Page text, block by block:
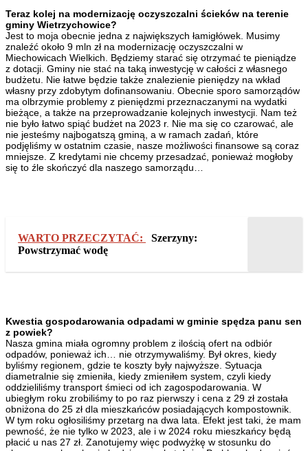
Teraz kolej na modernizację oczyszczalni ścieków na terenie
gminy Wietrzychowice?
Jest to moja obecnie jedna z największych łamigłówek. Musimy
znaleźć około 9 mln zł na modernizację oczyszczalni w
Miechowicach Wielkich. Będziemy starać się otrzymać te pieniądze
z dotacji. Gminy nie stać na taką inwestycję w całości z własnego
budżetu. Nie łatwe będzie także znalezienie pieniędzy na wkład
własny przy zdobytym dofinansowaniu. Obecnie sporo samorządów
ma olbrzymie problemy z pieniędzmi przeznaczanymi na wydatki
bieżące, a także na przeprowadzanie kolejnych inwestycji. Nam też
nie było łatwo spiąć budżet na 2023 r. Nie ma się co czarować, ale
nie jesteśmy najbogatszą gminą, a w ramach zadań, które
podjęliśmy w ostatnim czasie, nasze możliwości finansowe są coraz
mniejsze. Z kredytami nie chcemy przesadzać, ponieważ mogłoby
się to źle skończyć dla naszego samorządu…
WARTO PRZECZYTAĆ:
Szerzyny:
Powstrzymać wodę
Kwestia gospodarowania odpadami w gminie spędza panu sen
z powiek?
Nasza gmina miała ogromny problem z ilością ofert na odbiór
odpadów, ponieważ ich… nie otrzymywaliśmy. Był okres, kiedy
byliśmy regionem, gdzie te koszty były najwyższe. Sytuacja
diametralnie się zmieniła, kiedy zmieniłem system, czyli kiedy
oddzieliliśmy transport śmieci od ich zagospodarowania. W
ubiegłym roku zrobiliśmy to po raz pierwszy i cena z 29 zł została
obniżona do 25 zł dla mieszkańców posiadających kompostownik.
W tym roku ogłosiliśmy przetarg na dwa lata. Efekt jest taki, że mam
pewność, że nie tylko w 2023, ale i w 2024 roku mieszkańcy będą
płacić u nas 27 zł. Zanotujemy więc podwyżkę w stosunku do